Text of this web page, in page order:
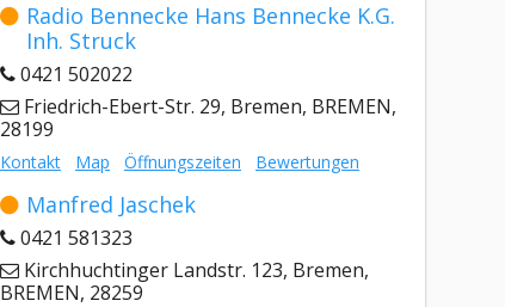
Radio Bennecke Hans Bennecke K.G.
Inh. Struck
0421 502022
Friedrich-Ebert-Str. 29, Bremen, BREMEN,
28199
Kontakt Map Öffnungszeiten Bewertungen
Manfred Jaschek
0421 581323
Kirchhuchtinger Landstr. 123, Bremen,
BREMEN, 28259